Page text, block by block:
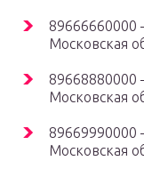
89666660000
Московская
89668880000
Московская
89669990000
Московская